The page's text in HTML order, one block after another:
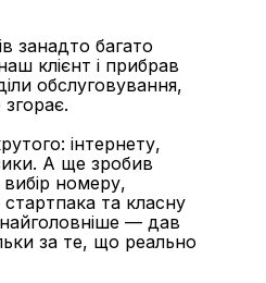
занадто багато
клієнт і прибрав
обслуговування,
інтернету,
А ще зробив
номеру,
та класну
найголовніше — дав
за те, що реально